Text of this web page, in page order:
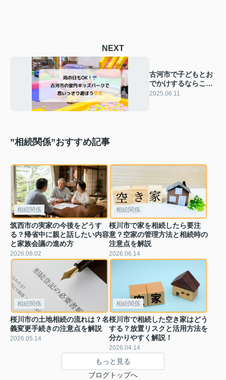
NEXT
古河市で子どもとお
でかけするならこ
こ！雨の日も楽しめ
2025.06.11
”相続関係”おすすめ記事
相続関係
筑西市の実家の今後をどうす
る？帰省中に親と話したい内容
と家族会議の進め方
2026.08.02
相続関係
桜川市で家を相続したら要注
意？空家の管理方法と相続時の
注意点を解説
2026.06.14
相続関係
桜川市の土地相続の流れは？名
義変更手続きの注意点を解説
2026.05.14
相続関係
桜川市で相続した空き家はどう
する？放置リスクと活用方法を
分かりやすく解説！
2026.04.14
もっと見る
ブログトップへ